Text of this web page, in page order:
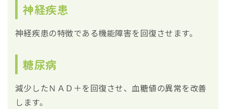
神経疾患
神経疾患の特徴である機能障害を回復させます。
糖尿病
減少したＮＡＤ＋を回復させ、血糖値の異常を改善
します。